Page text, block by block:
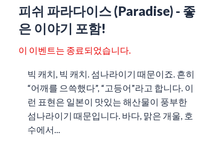
피쉬 파라다이스 (Paradise) - 좋
은 이야기 포함!
이 이벤트는 종료되었습니다.
빅 캐치, 빅 캐치. 섬나라이기 때문이죠. 흔히
“어깨를 으쓱했다”, “고등어”라고 합니다. 이
런 표현은 일본이 맛있는 해산물이 풍부한
섬나라이기 때문입니다. 바다, 맑은 개울, 호
수에서...